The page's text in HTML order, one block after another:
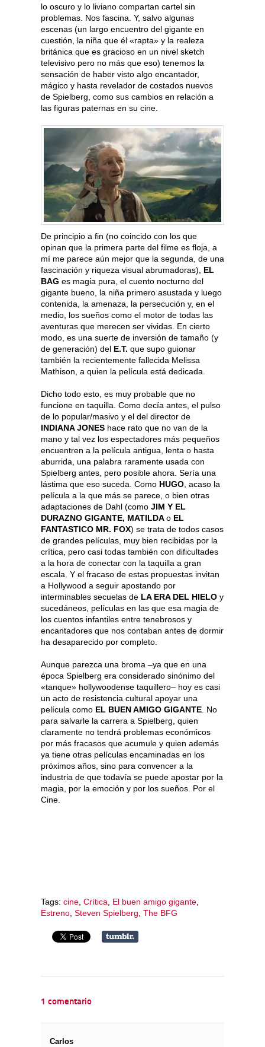
lo oscuro y lo liviano compartan cartel sin
problemas. Nos fascina. Y, salvo algunas
escenas (un largo encuentro del gigante en
cuestión, la niña que él «rapta» y la realeza
británica que es gracioso en un nivel sketch
televisivo pero no más que eso) tenemos la
sensación de haber visto algo encantador,
mágico y hasta revelador de costados nuevos
de Spielberg, como sus cambios en relación a
las figuras paternas en su cine.
De principio a fin (no coincido con los que
opinan que la primera parte del filme es floja, a
mí me parece aún mejor que la segunda, de una
fascinación y riqueza visual abrumadoras), EL
BAG es magia pura, el cuento nocturno del
gigante bueno, la niña primero asustada y luego
contenida, la amenaza, la persecución y, en el
medio, los sueños como el motor de todas las
aventuras que merecen ser vividas. En cierto
modo, es una suerte de inversión de tamaño (y
de generación) del E.T. que supo guionar
también la recientemente fallecida Melissa
Mathison, a quien la película está dedicada.
Dicho todo esto, es muy probable que no
funcione en taquilla. Como decía antes, el pulso
de lo popular/masivo y el del director de
INDIANA JONES hace rato que no van de la
mano y tal vez los espectadores más pequeños
encuentren a la película antigua, lenta o hasta
aburrida, una palabra raramente usada con
Spielberg antes, pero posible ahora. Sería una
lástima que eso suceda. Como HUGO, acaso la
película a la que más se parece, o bien otras
adaptaciones de Dahl (como JIM Y EL
DURAZNO GIGANTE, MATILDAo EL
FANTASTICO MR. FOX) se trata de todos casos
de grandes películas, muy bien recibidas por la
crítica, pero casi todas también con dificultades
a la hora de conectar con la taquilla a gran
escala. Y el fracaso de estas propuestas invitan
a Hollywood a seguir apostando por
interminables secuelas de LA ERA DEL HIELO y
sucedáneos, películas en las que esa magia de
los cuentos infantiles entre tenebrosos y
encantadores que nos contaban antes de dormir
ha desaparecido por completo.
Aunque parezca una broma –ya que en una
época Spielberg era considerado sinónimo del
«tanque» hollywoodense taquillero– hoy es casi
un acto de resistencia cultural apoyar una
película como EL BUEN AMIGO GIGANTE. No
para salvarle la carrera a Spielberg, quien
claramente no tendrá problemas económicos
por más fracasos que acumule y quien además
ya tiene otras películas encaminadas en los
próximos años, sino para convencer a la
industria de que todavía se puede apostar por la
magia, por la emoción y por los sueños. Por el
Cine.
Tags: cine, Crítica, El buen amigo gigante,
Estreno, Steven Spielberg, The BFG
1 comentario
Carlos